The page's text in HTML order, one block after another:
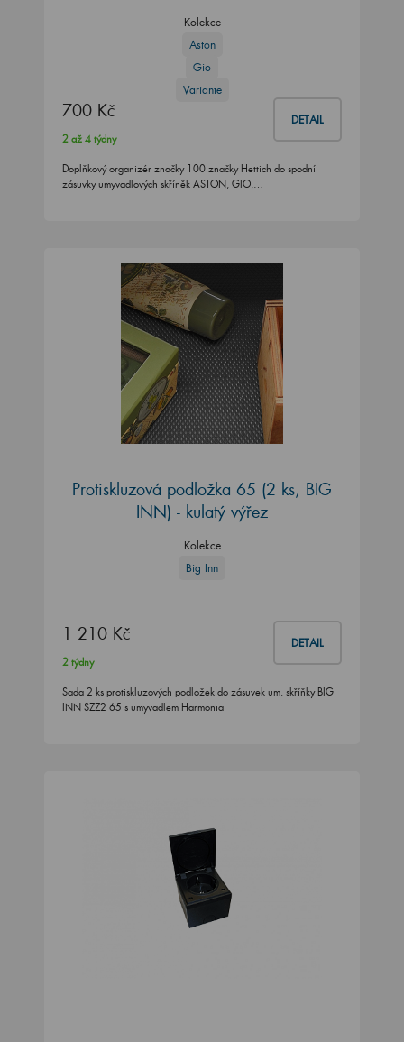
Kolekce
Aston
Gio
Variante
700 Kč DETAIL
2 až 4 týdny
Doplňkový organizér značky 100 značky Hettich do spodní
zásuvky umyvadlových skříněk ASTON, GIO,…
Protiskluzová podložka 65 (2 ks, BIG
INN) - kulatý výřez
Kolekce
Big Inn
1 210 Kč DETAIL
2 týdny
Sada 2 ks protiskluzových podložek do zásuvek um. skříňky BIG
INN SZZ2 65 s umyvadlem Harmonia